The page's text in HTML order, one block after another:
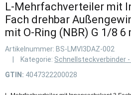
L-Mehrfachverteiler mit
Fach drehbar
mit O-Ring (NBR) G 1/8 6
Artikelnummer: BS-LMVI3DAZ-002
Kategorie: Schnellsteckverbinder -
GTIN: 4047322200028